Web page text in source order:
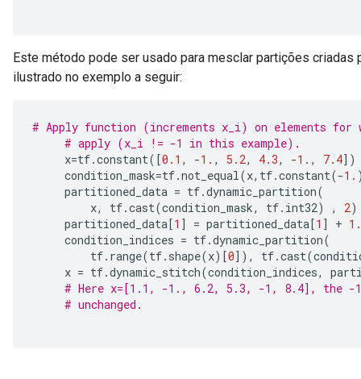
Este método pode ser usado para mesclar partições criadas
ilustrado no exemplo a seguir:
# Apply function (increments x_i) on elements for
# apply (x_i != -1 in this example).
x=tf.constant([0.1 , -1. , 5.2, 4.3, -1. , 7.4])
condition_mask=tf.not_equal(x, tf.constant(-1.
partitioned_data = tf.dynamic_partition(
x, tf.cast(condition_mask, tf. int32) , 2)
partitioned_data[1 ] = partitioned_data[1 ] +
condition_indices = tf.dynamic_partition(
tf. range(tf. shape(x)[0]), tf.cast(
x = tf.dynamic_stitch(condition_indices,
# Here x=[1.1, -1., 6.2, 5.3, -1, 8.4], the -
# unchanged.